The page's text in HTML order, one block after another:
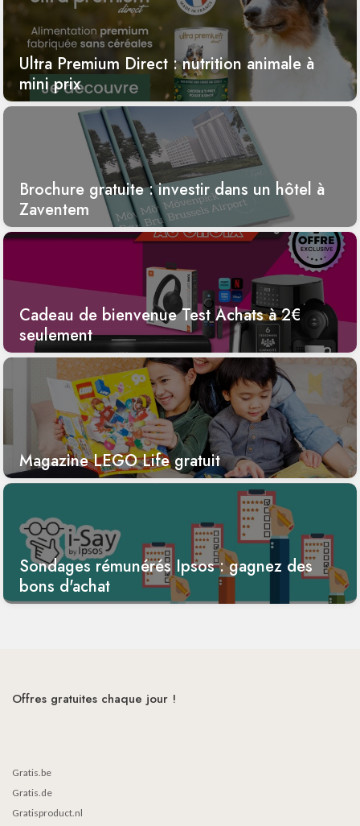
Ultra Premium Direct : nutrition animale à
mini prix
Brochure gratuite : investir dans un hôtel à
Zaventem
Cadeau de bienvenue Test Achats à 2€
seulement
Magazine LEGO Life gratuit
Sondages rémunérés Ipsos : gagnez des
bons d'achat
Offres gratuites chaque jour !
Gratis.be
Gratis.de
Gratisproduct.nl